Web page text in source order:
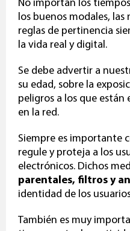
No importan los
los buenos modales,
reglas de pertinencia
la vida real y digital.
Se debe advertir a
su edad, sobre la
peligros a los que
en la red.
Siempre es importante
regule y proteja a los
electrónicos. Dichos
parentales, filtros y
identidad de los
También es muy